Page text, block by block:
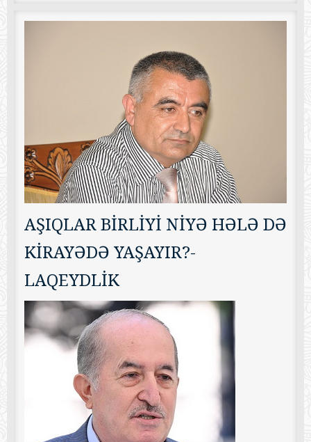
AŞIQLAR BİRLİYİ NİYƏ HƏLƏ DƏ
KİRAYƏDƏ YAŞAYIR?-
LAQEYDLİK